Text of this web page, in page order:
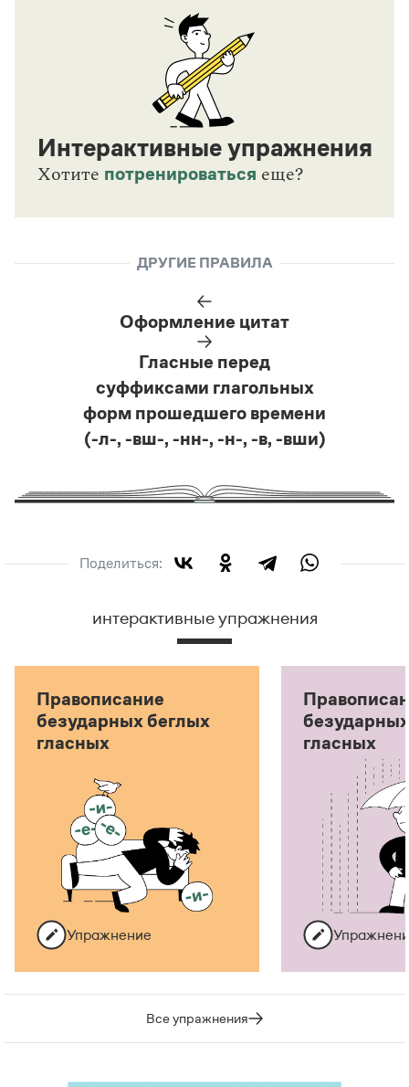
Интерактивные упражнения
Хотите потренироваться еще?
ДРУГИЕ ПРАВИЛА
Оформление цитат
Гласные перед
суффиксами глагольных
форм прошедшего времени
(-л-, -вш-, -нн-, -н-, -в, -вши)
Поделиться:
интерактивные упражнения
Правописание
безударных беглых
гласных
Упражнение
гласных
Все упражнения